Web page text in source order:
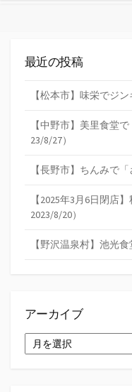
最近の投稿
【松本市】味栄でジ
【中野市】美里食堂
23/8/27）
【長野市】ちんみで
【2025年3月6日閉店
2023/8/20）
【野沢温泉村】池光食
アーカイブ
ー